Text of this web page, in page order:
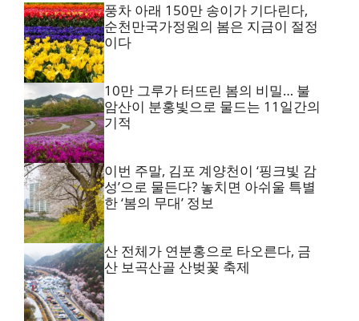
풍차 아래 150만 송이가 기다린다,
순천만국가정원의 봄은 지금이 절정
이다
10만 그루가 터뜨린 봄의 비밀… 불
암산이 분홍빛으로 물드는 11일간의
기적
이번 주말, 김포 계양천이 ‘핑크빛 감
성’으로 물든다? 놓치면 아쉬울 특별
한 ‘봄의 무대’ 정보
산 전체가 연분홍으로 타오른다, 금
산 보곡산골 산벚꽃 축제